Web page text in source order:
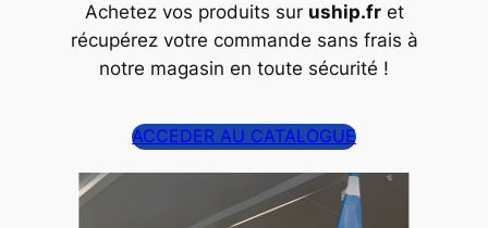
Achetez vos produits sur uship.fret
récupérez votre commande sans frais à
notre magasin en toute sécurité !
ACCEDER AU CATALOGUE